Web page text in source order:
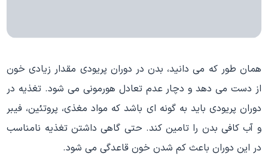
همان طور که می دانید، بدن در دوران پریودی مقدار زیادی خون
از دست می دهد و دچار عدم تعادل هورمونی می شود. تغذیه در
دوران پریودی باید به گونه ای باشد که مواد مغذی، پروتئین، فیبر
و آب کافی بدن را تامین کند. حتی گاهی داشتن تغذیه نامناسب
در این دوران باعث کم شدن خون قاعدگی می شود.